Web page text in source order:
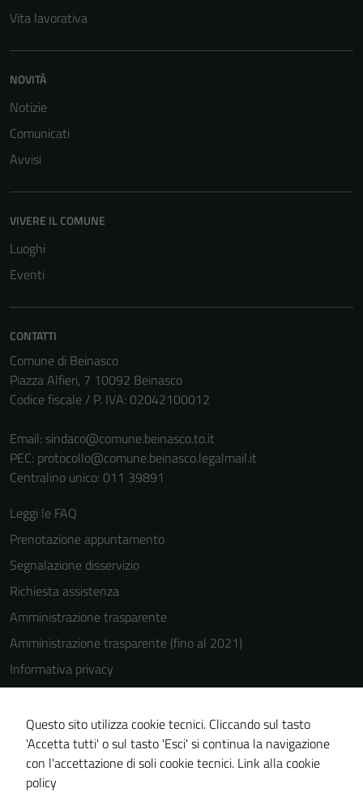
Vita lavorativa
NOVITÀ
Notizie
Comunicati
Avvisi
VIVERE IL COMUNE
Luoghi
Eventi
CONTATTI
Comune di Beinasco
Piazza Alfieri, 7 10092 Beinasco
Codice fiscale / P. IVA: 02042100012
Email: sindaco@comune.beinasco.to.it
PEC: protocollo@comune.beinasco.legalmail.it
Centralino unico: 011 39891
Leggi le FAQ
Prenotazione appuntamento
Segnalazione disservizio
Richiesta assistenza
Amministrazione trasparente
Amministrazione trasparente (fino al 2021)
Informativa privacy
Cookie Policy
Note legali
Dichiarazione di accessibilità
Piano di miglioramento del sito
Questo sito utilizza cookie tecnici. Cliccando sul tasto
'Accetta tutti' o sul tasto 'Esci' si continua la navigazione
con l'accettazione di soli cookie tecnici. Link alla cookie
policy
per il